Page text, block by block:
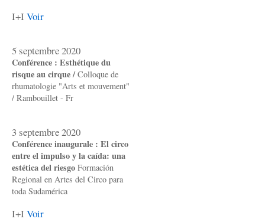
I+I Voir
5 septembre 2020
Conférence : Esthétique du
risque au cirque /Colloque de
rhumatologie "Arts et mouvement"
/ Rambouillet - Fr
3 septembre 2020
Conférence inaugurale : El circo
entre el impulso y la caída: una
estética del riesgo Formación
Regional en Artes del Circo para
toda Sudamérica
I+I Voir